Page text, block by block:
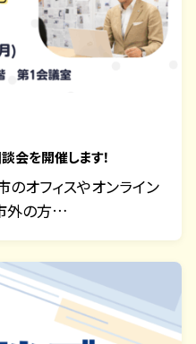
会を開催します！
のオフィスやオンライン
外の方…